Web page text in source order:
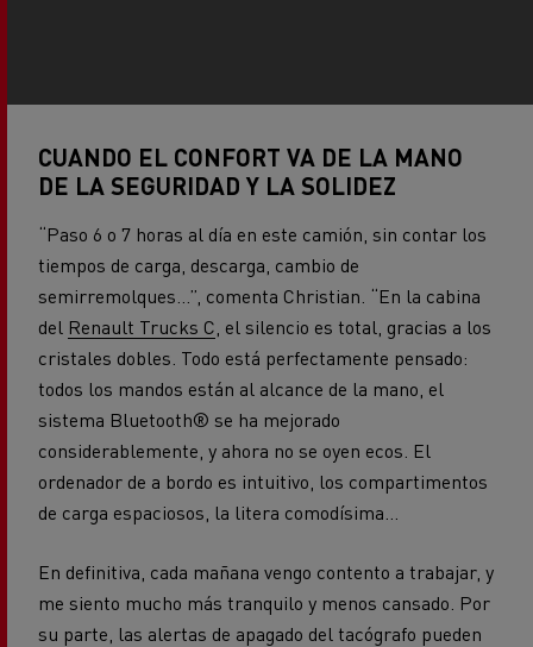
CUANDO EL CONFORT VA DE LA MANO
DE LA SEGURIDAD Y LA SOLIDEZ
“Paso 6 o 7 horas al día en este camión, sin contar los
tiempos de carga, descarga, cambio de
semirremolques...”, comenta Christian. “En la cabina
del Renault Trucks C , el silencio es total, gracias a los
cristales dobles. Todo está perfectamente pensado:
todos los mandos están al alcance de la mano, el
sistema Bluetooth® se ha mejorado
considerablemente, y ahora no se oyen ecos. El
ordenador de a bordo es intuitivo, los compartimentos
de carga espaciosos, la litera comodísima…
En definitiva, cada mañana vengo contento a trabajar, y
me siento mucho más tranquilo y menos cansado. Por
su parte, las alertas de apagado del tacógrafo pueden